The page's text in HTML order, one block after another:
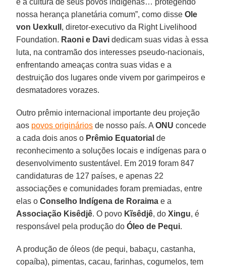
nossa herança planetária comum”, como disse Ole
von Uexkull , diretor-executivo da Right Livelihood
Foundation. Raoni e Davi dedicam suas vidas à essa
luta, na contramão dos interesses pseudo-nacionais,
enfrentando ameaças contra suas vidas e a
destruição dos lugares onde vivem por garimpeiros e
desmatadores vorazes.
Outro prêmio internacional importante deu projeção
aos povos originários de nosso país. AONU concede
a cada dois anos o Prêmio Equatorial de
reconhecimento a soluções locais e indígenas para o
desenvolvimento sustentável. Em 2019 foram 847
candidaturas de 127 países, e apenas 22
associações e comunidades foram premiadas, entre
elas oConselho Indígena de Roraima e a
Associação Kisêdjê. O povo Kĩsêdjê, doXingu, é
responsável pela produção doÓleo de Pequi.
A produção de óleos (de pequi, babaçu, castanha,
copaíba), pimentas, cacau, farinhas, cogumelos, tem